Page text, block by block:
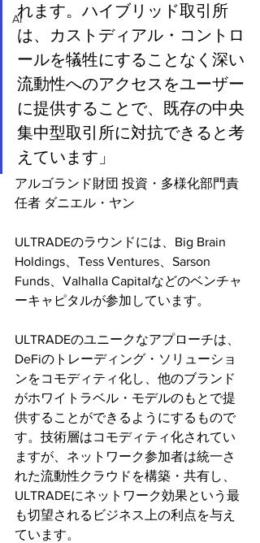
AIれます。ハイブリッド取引所
は、カストディアル・コントロ
ールを犠牲にすることなく深い
流動性へのアクセスをユーザー
に提供することで、既存の中央
集中型取引所に対抗できると考
えています」
アルゴランド財団 投資・多様化部門責
任者 ダニエル・ヤン
ULTRADEのラウンドには、Big Brain
Holdings、Tess Ventures、Sarson
Funds、Valhalla Capitalなどのベンチャ
ーキャピタルが参加しています。
ULTRADEのユニークなアプローチは、
DeFiのトレーディング・ソリューショ
ンをコモディティ化し、他のブランド
がホワイトラベル・モデルのもとで提
供することができるようにするもので
す。技術層はコモディティ化されてい
ますが、ネットワーク参加者は統一さ
れた流動性クラウドを構築・共有し、
ULTRADEにネットワーク効果という最
も切望されるビジネス上の利点を与え
ています。